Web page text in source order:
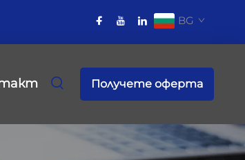
BG
Получете оферта